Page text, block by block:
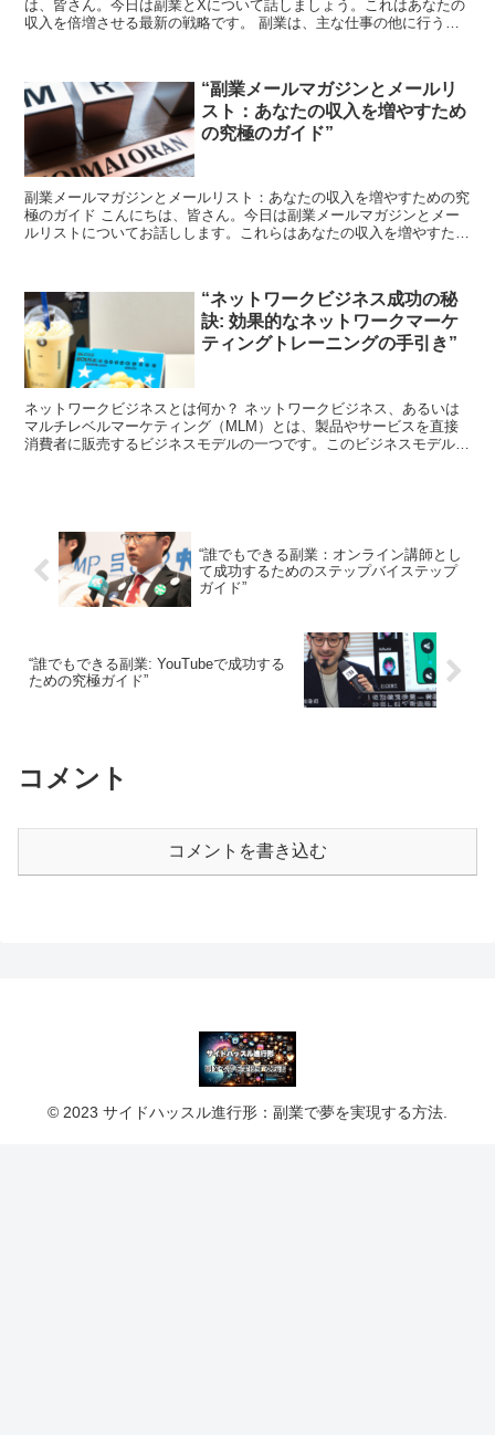
は、皆さん。今日は副業とXについて話しましょう。これはあなたの
収入を倍増させる最新の戦略です。 副業は、主な仕事の他に行う仕
“副業メールマガジンとメールリ
スト：あなたの収入を増やすため
の究極のガイド”
副業メールマガジンとメールリスト：あなたの収入を増やすための究
極のガイド こんにちは、皆さん。今日は副業メールマガジンとメー
ルリストについてお話しします。これらはあなたの収入を増やすため
“ネットワークビジネス成功の秘
訣: 効果的なネットワークマーケ
ティングトレーニングの手引き”
ネットワークビジネスとは何か？ ネットワークビジネス、あるいは
マルチレベルマーケティング（MLM）とは、製品やサービスを直接
消費者に販売するビジネスモデルの一つです。このビジネスモデルで
“誰でもできる副業：オンライン講師とし
て成功するためのステップバイステップ
ガイド”
“誰でもできる副業: YouTubeで成功する
ための究極ガイド”
コメント
コメントを書き込む
© 2023 サイドハッスル進行形：副業で夢を実現する方法.